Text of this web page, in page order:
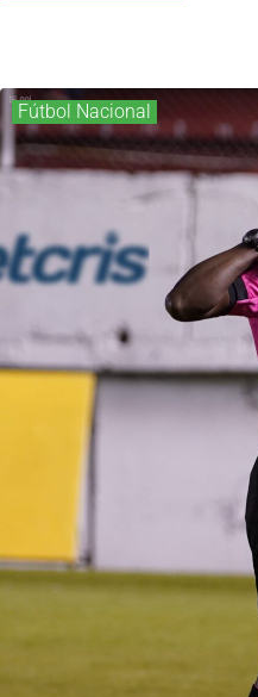
Fútbol Nacional